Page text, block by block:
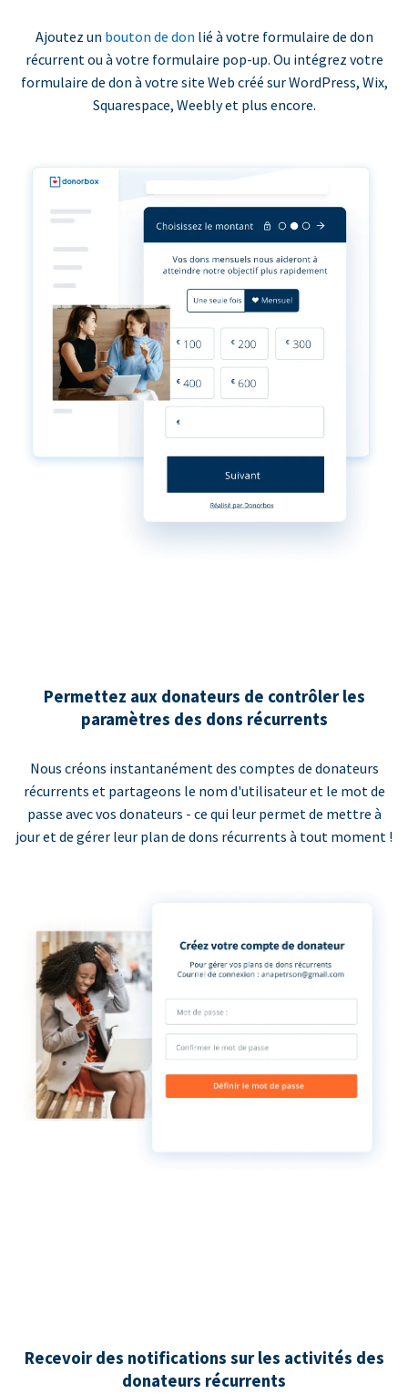
Ajoutez un bouton de don lié à votre formulaire de don
récurrent ou à votre formulaire pop-up. Ou intégrez votre
formulaire de don à votre site Web créé sur WordPress, Wix,
Squarespace, Weebly et plus encore.
Permettez aux donateurs de contrôler les
paramètres des dons récurrents
Nous créons instantanément des comptes de donateurs
récurrents et partageons le nom d'utilisateur et le mot de
passe avec vos donateurs - ce qui leur permet de mettre à
jour et de gérer leur plan de dons récurrents à tout moment !
Recevoir des notifications sur les activités des
donateurs récurrents